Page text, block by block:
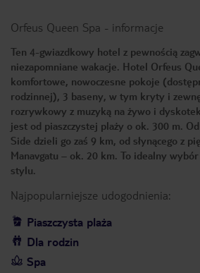
Orfeus Queen Spa - informacje
Ten 4-gwiazdkowy hotel z pewnością
niezapomniane wakacje. Hotel Orfeus
komfortowe, nowoczesne pokoje
rodzinnej), 3 baseny, w tym kryty i
rozrywkowy z muzyką na żywo i
jest od piaszczystej plaży o ok. 300 m.
Side dzieli go zaś 9 km, od słynącego z
Manavgatu – ok. 20 km. To idealny
stylu.
Najpopularniejsze udogodnienia:
Piaszczysta plaża
Dla rodzin
Spa